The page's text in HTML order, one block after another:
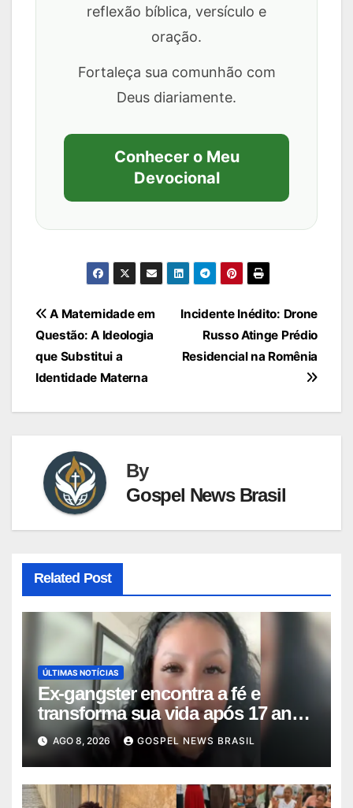
reflexão bíblica, versículo e
oração.
Fortaleça sua comunhão com
Deus diariamente.
Conhecer o Meu
Devocional
Navegação
de
Post
Incidente Inédito: Drone
Russo Atinge Prédio
Residencial na Romênia
A Maternidade em
Questão: A Ideologia
que Substitui a
Identidade Materna
By
Gospel News Brasil
Related Post
ÚLTIMAS NOTÍCIAS
Ex-gangster encontra a fé e
transforma sua vida após 17 anos
na p…
AGO 8, 2026 GOSPEL NEWS BRASIL